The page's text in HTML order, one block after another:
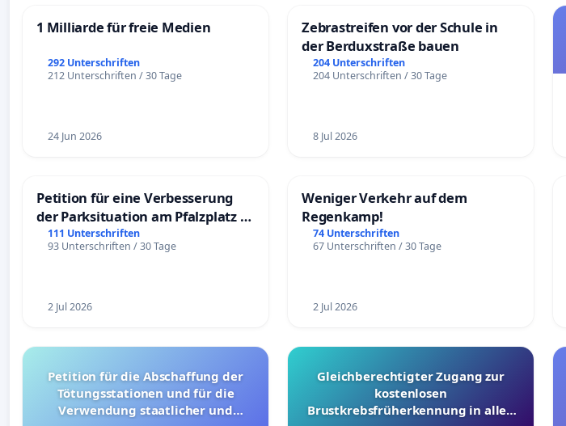
1 Milliarde für freie Medien
292 Unterschriften
212 Unterschriften / 30 Tage
24 Jun 2026
Zebrastreifen vor der Schule in
der Berduxstraße bauen
204 Unterschriften
204 Unterschriften / 30 Tage
8 Jul 2026
Petition für eine Verbesserung
der Parksituation am Pfalzplatz in
Mannheim
111 Unterschriften
93 Unterschriften / 30 Tage
2 Jul 2026
Weniger Verkehr auf dem
Regenkamp!
74 Unterschriften
67 Unterschriften / 30 Tage
2 Jul 2026
Petition für die Abschaffung der
Tötungsstationen und für die
Verwendung staatlicher und
Gleichberechtigter Zugang zur
kostenlosen
Brustkrebsfrüherkennung in allen